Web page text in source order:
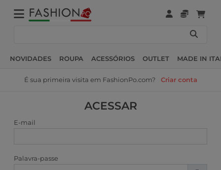
NOVIDADES ROUPA ACESSÓRIOS OUTLET MADE IN
É sua primeira visita em FashionPo.com? Criar conta
ACESSAR
E-mail
Palavra-passe